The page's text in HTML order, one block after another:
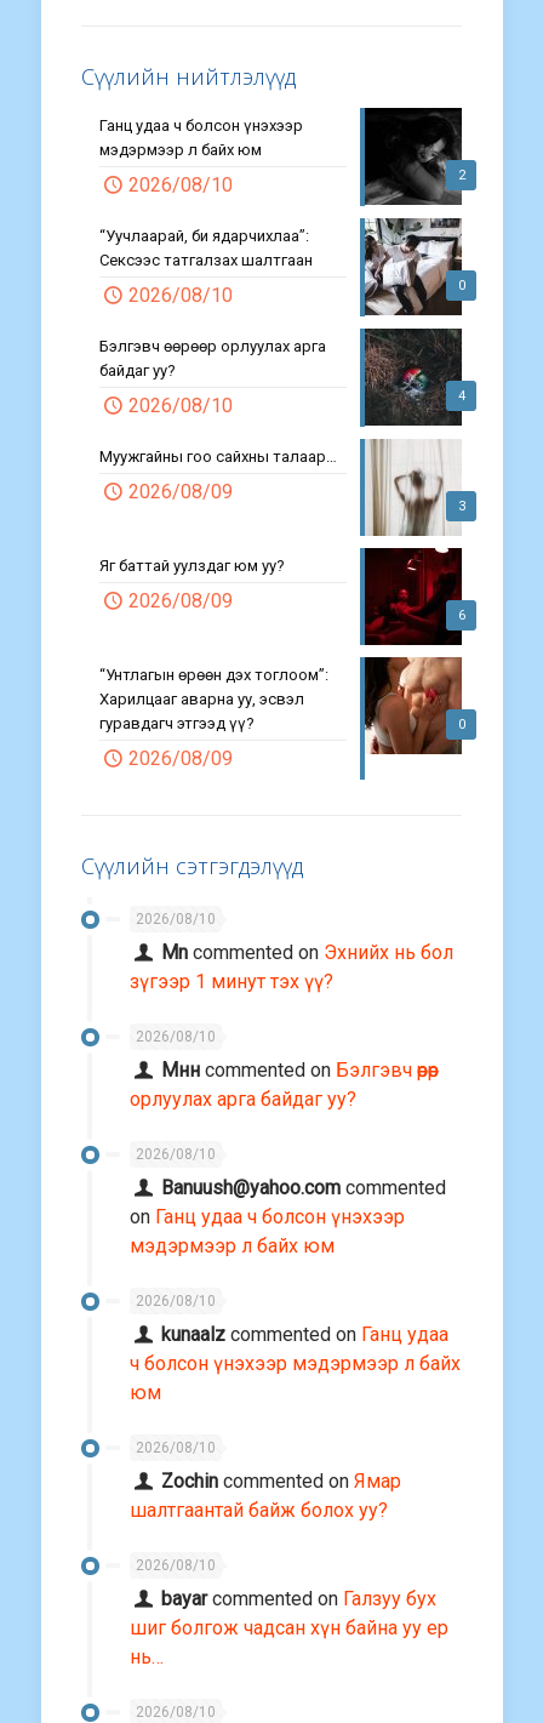
Сүүлийн нийтлэлүүд
2
Ганц удаа ч болсон үнэхээр
мэдэрмээр л байх юм
2026/08/10
0
“Уучлаарай, би ядарчихлаа”:
Сексээс татгалзах шалтгаан
2026/08/10
4
Бэлгэвч өөрөөр орлуулах арга
байдаг уу?
2026/08/10
3
Муужгайны гоо сайхны талаар…
2026/08/09
6
Яг баттай уулздаг юм уу?
2026/08/09
0
“Унтлагын өрөөн дэх тоглоом”:
Харилцааг аварна уу, эсвэл
гуравдагч этгээд үү?
2026/08/09
Сүүлийн сэтгэгдэлүүд
2026/08/10
Mn commented on Эхнийх нь бол
зүгээр 1 минут тэх үү?
2026/08/10
Мнн commented on Бэлгэвч өөрөөр
орлуулах арга байдаг уу?
2026/08/10
Banuush@yahoo.com commented
on Ганц удаа ч болсон үнэхээр
мэдэрмээр л байх юм
2026/08/10
kunaalz commented on Ганц удаа
ч болсон үнэхээр мэдэрмээр л байх
юм
2026/08/10
Zochin commented onЯмар
шалтгаантай байж болох уу?
2026/08/10
bayarcommented on Галзуу бух
шиг болгож чадсан хүн байна уу ер
нь…
2026/08/10